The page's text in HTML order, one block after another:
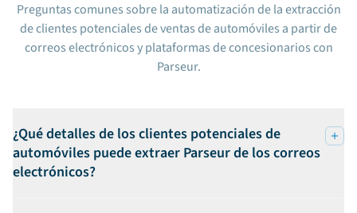
Preguntas comunes sobre la automatización de la extracción
de clientes potenciales de ventas de automóviles a partir de
correos electrónicos y plataformas de concesionarios con
Parseur.
¿Qué detalles de los clientes potenciales de
automóviles puede extraer Parseur de los correos
electrónicos?